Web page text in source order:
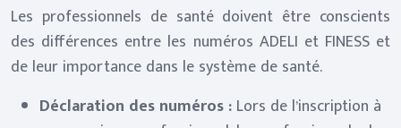
Les professionnels de santé doivent être conscients
des différences entre les numéros ADELI et FINESS et
de leur importance dans le système de santé.
Déclaration des numéros : Lors de l’inscription à